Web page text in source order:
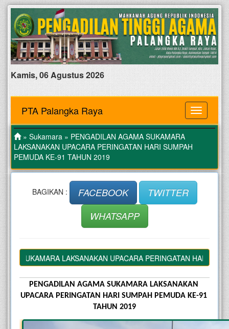
Kamis, 06 Agustus 2026
MENU
PTA Palangka Raya
» Sukamara » PENGADILAN AGAMA SUKAMARA
LAKSANAKAN UPACARA PERINGATAN HARI SUMPAH
PEMUDA KE-91 TAHUN 2019
BAGIKAN : FACEBOOK
TWITTER
WHATSAPP
LAKSANAKAN UPACARA PERINGATAN HARI SUMPAH
PENGADILAN AGAMA SUKAMARA LAKSANAKAN
UPACARA PERINGATAN HARI SUMPAH PEMUDA KE-91
TAHUN 2019